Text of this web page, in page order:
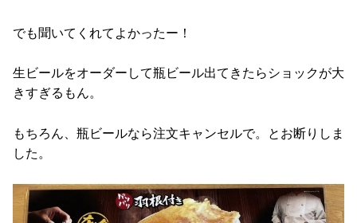
でも聞いてくれてよかったー！
生ビールをオーダーして瓶ビール出てきたらショックが大
きすぎるもん。
もちろん、瓶ビールなら注文キャンセルで。とお断りしま
した。